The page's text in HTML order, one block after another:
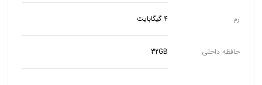
رم ۴ گیگابایت
حافظه داخلی 32GB